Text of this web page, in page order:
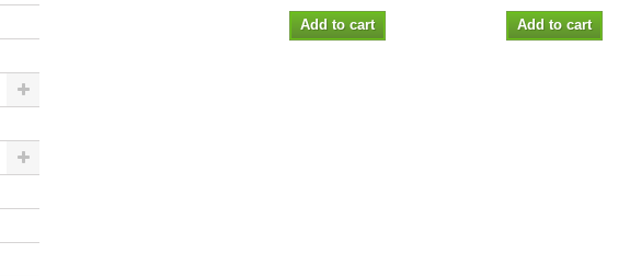
Add to cart Add to cart